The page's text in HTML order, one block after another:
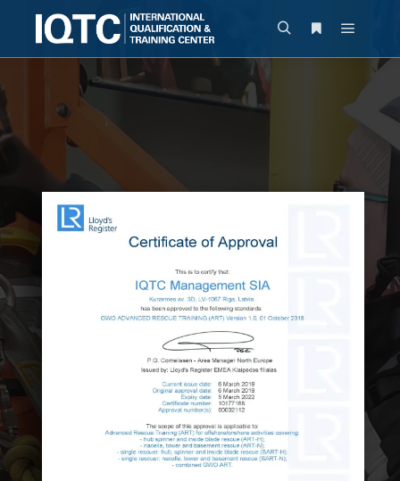
IQTC – ПЕРВЫЙ
УЧЕБНЫЙ ЦЕНТР В
БАЛТИЙСКИХ
СТРАНАХ,
ПРЕДОСТАВЛЯЮЩИЙ
ОБУЧЕНИЕ GWO ART